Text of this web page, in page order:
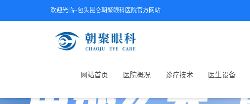
欢迎光临~包头昆仑朝聚眼科医院官方网站
网站首页 医院概况 诊疗技术 医生设备